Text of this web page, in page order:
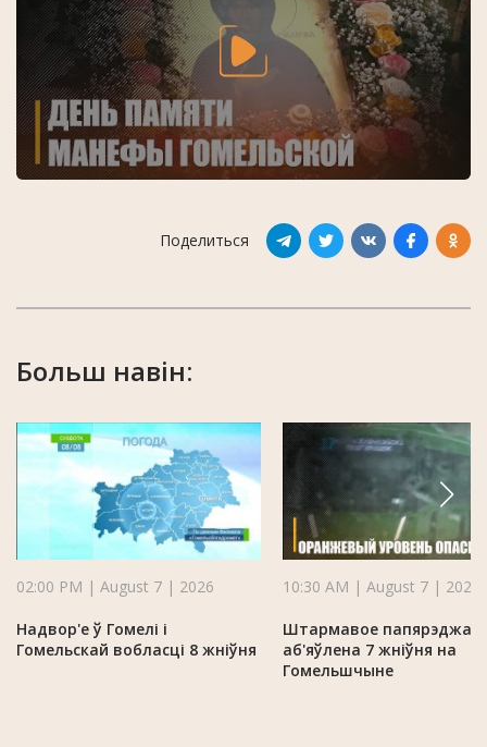
Поделиться
Больш навін:
02:00 PM | August 7 | 2026
Надвор'е ў Гомелі і
Гомельскай вобласці 8 жніўня
10:30 AM | August 7 | 2026
Штармавое
аб'яўлена 7 жніўня на
Гомельшчыне